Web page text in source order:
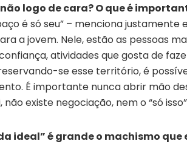
logo de cara? O que é
é só seu” – menciona justamente
a jovem. Nele, estão as pessoas
atividades que gosta de
se esse território, é
É importante nunca abrir mão
existe negociação, nem o “só
ideal” é grande o machismo